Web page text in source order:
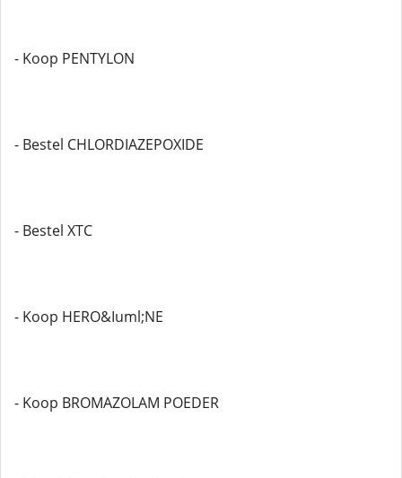
- Koop PENTYLON
- Bestel CHLORDIAZEPOXIDE
- Bestel XTC
- Koop HERO&Iuml;NE
- Koop BROMAZOLAM POEDER